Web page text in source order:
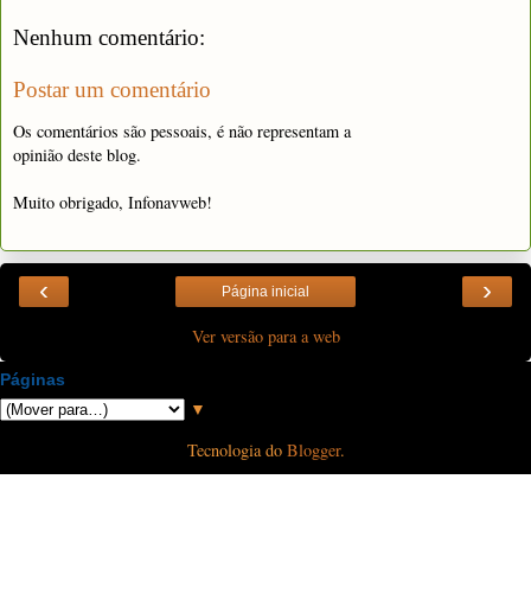
Nenhum comentário:
Postar um comentário
Os comentários são pessoais, é não representam a
opinião deste blog.
Muito obrigado, Infonavweb!
‹ ›
Página inicial
Ver versão para a web
Páginas
▼
Tecnologia do Blogger.